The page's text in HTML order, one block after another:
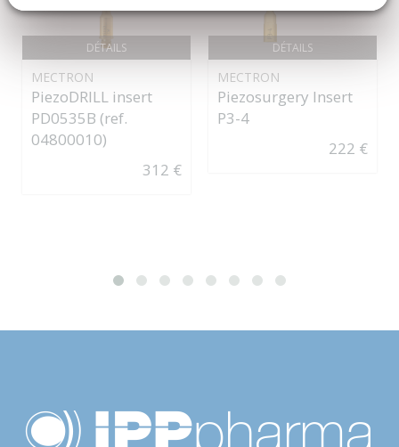
DÉTAILS
MECTRON
PiezoDRILL insert
PD0535B (ref.
04800010)
312 €
DÉTAILS
MECTRON
Piezosurgery Insert
P3-4
222 €